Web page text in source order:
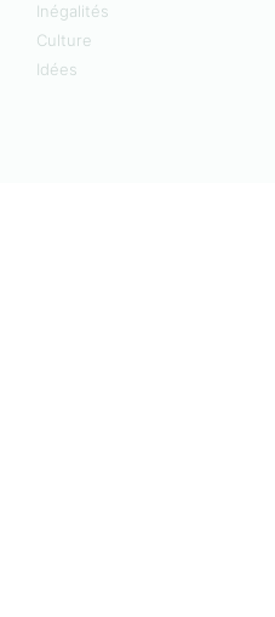
Inégalités
Culture
Idées